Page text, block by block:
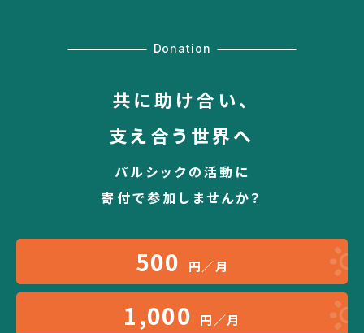
Donation
共に助け合い、
支え合う世界へ
パルシックの活動に
寄付で参加しませんか？
500 円／月
1,000 円／月